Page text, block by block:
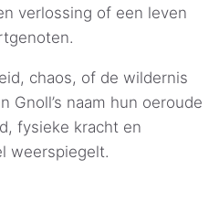
verlossing of een leven
chaos, of de wildernis
Gnoll’s naam hun oeroude
fysieke kracht en
weerspiegelt.